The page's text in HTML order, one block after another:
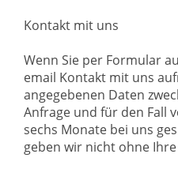
Kontakt mit uns
Wenn Sie per Formular
email Kontakt mit uns
angegebenen Daten
Anfrage und für den Fall
sechs Monate bei uns
geben wir nicht ohne